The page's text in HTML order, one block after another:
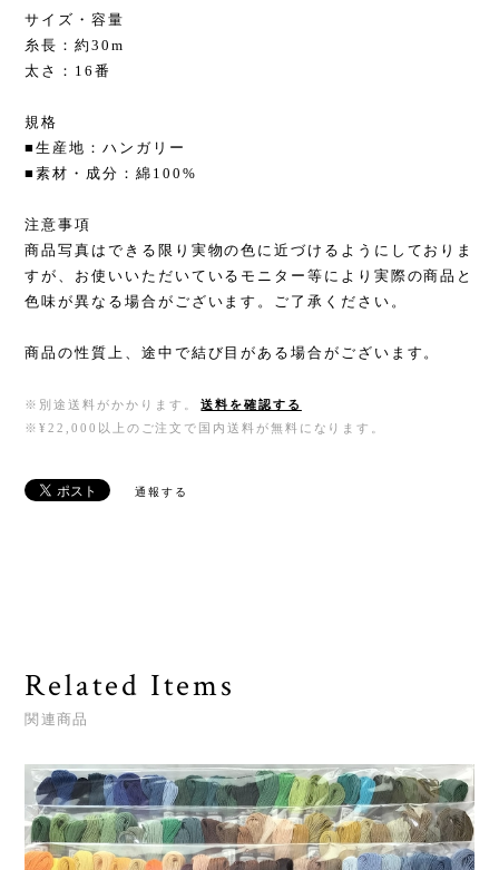
サイズ・容量
糸長：約30m
太さ：16番
規格
■生産地：ハンガリー
■素材・成分：綿100%
注意事項
商品写真はできる限り実物の色に近づけるようにしておりま
すが、お使いいただいているモニター等により実際の商品と
色味が異なる場合がございます。ご了承ください。
商品の性質上、途中で結び目がある場合がございます。
※別途送料がかかります。
送料を確認する
※¥22,000以上のご注文で国内送料が無料になります。
通報する
Related Items
関連商品